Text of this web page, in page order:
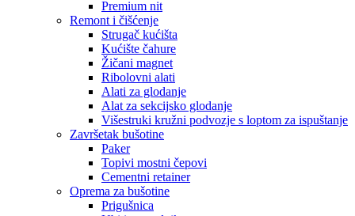
Premium nit
Remont i čišćenje
Strugač kućišta
Kućište čahure
Žičani magnet
Ribolovni alati
Alati za glodanje
Alat za sekcijsko glodanje
Višestruki kružni podvozje s loptom za ispuštanje
Završetak bušotine
Paker
Topivi mostni čepovi
Cementni retainer
Oprema za bušotine
Prigušnica